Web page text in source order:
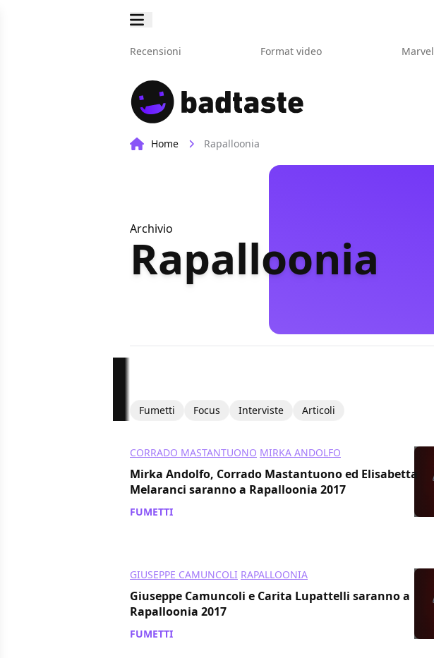
Recensioni Format video Marvel
Home Rapalloonia
Archivio
Rapalloonia
Fumetti Focus Interviste Articoli
CORRADO MASTANTUONO MIRKA ANDOLFO
Mirka Andolfo, Corrado Mastantuono ed Elisabetta
Melaranci saranno a Rapalloonia 2017
FUMETTI
GIUSEPPE CAMUNCOLI RAPALLOONIA
Giuseppe Camuncoli e Carita Lupattelli saranno a
Rapalloonia 2017
FUMETTI